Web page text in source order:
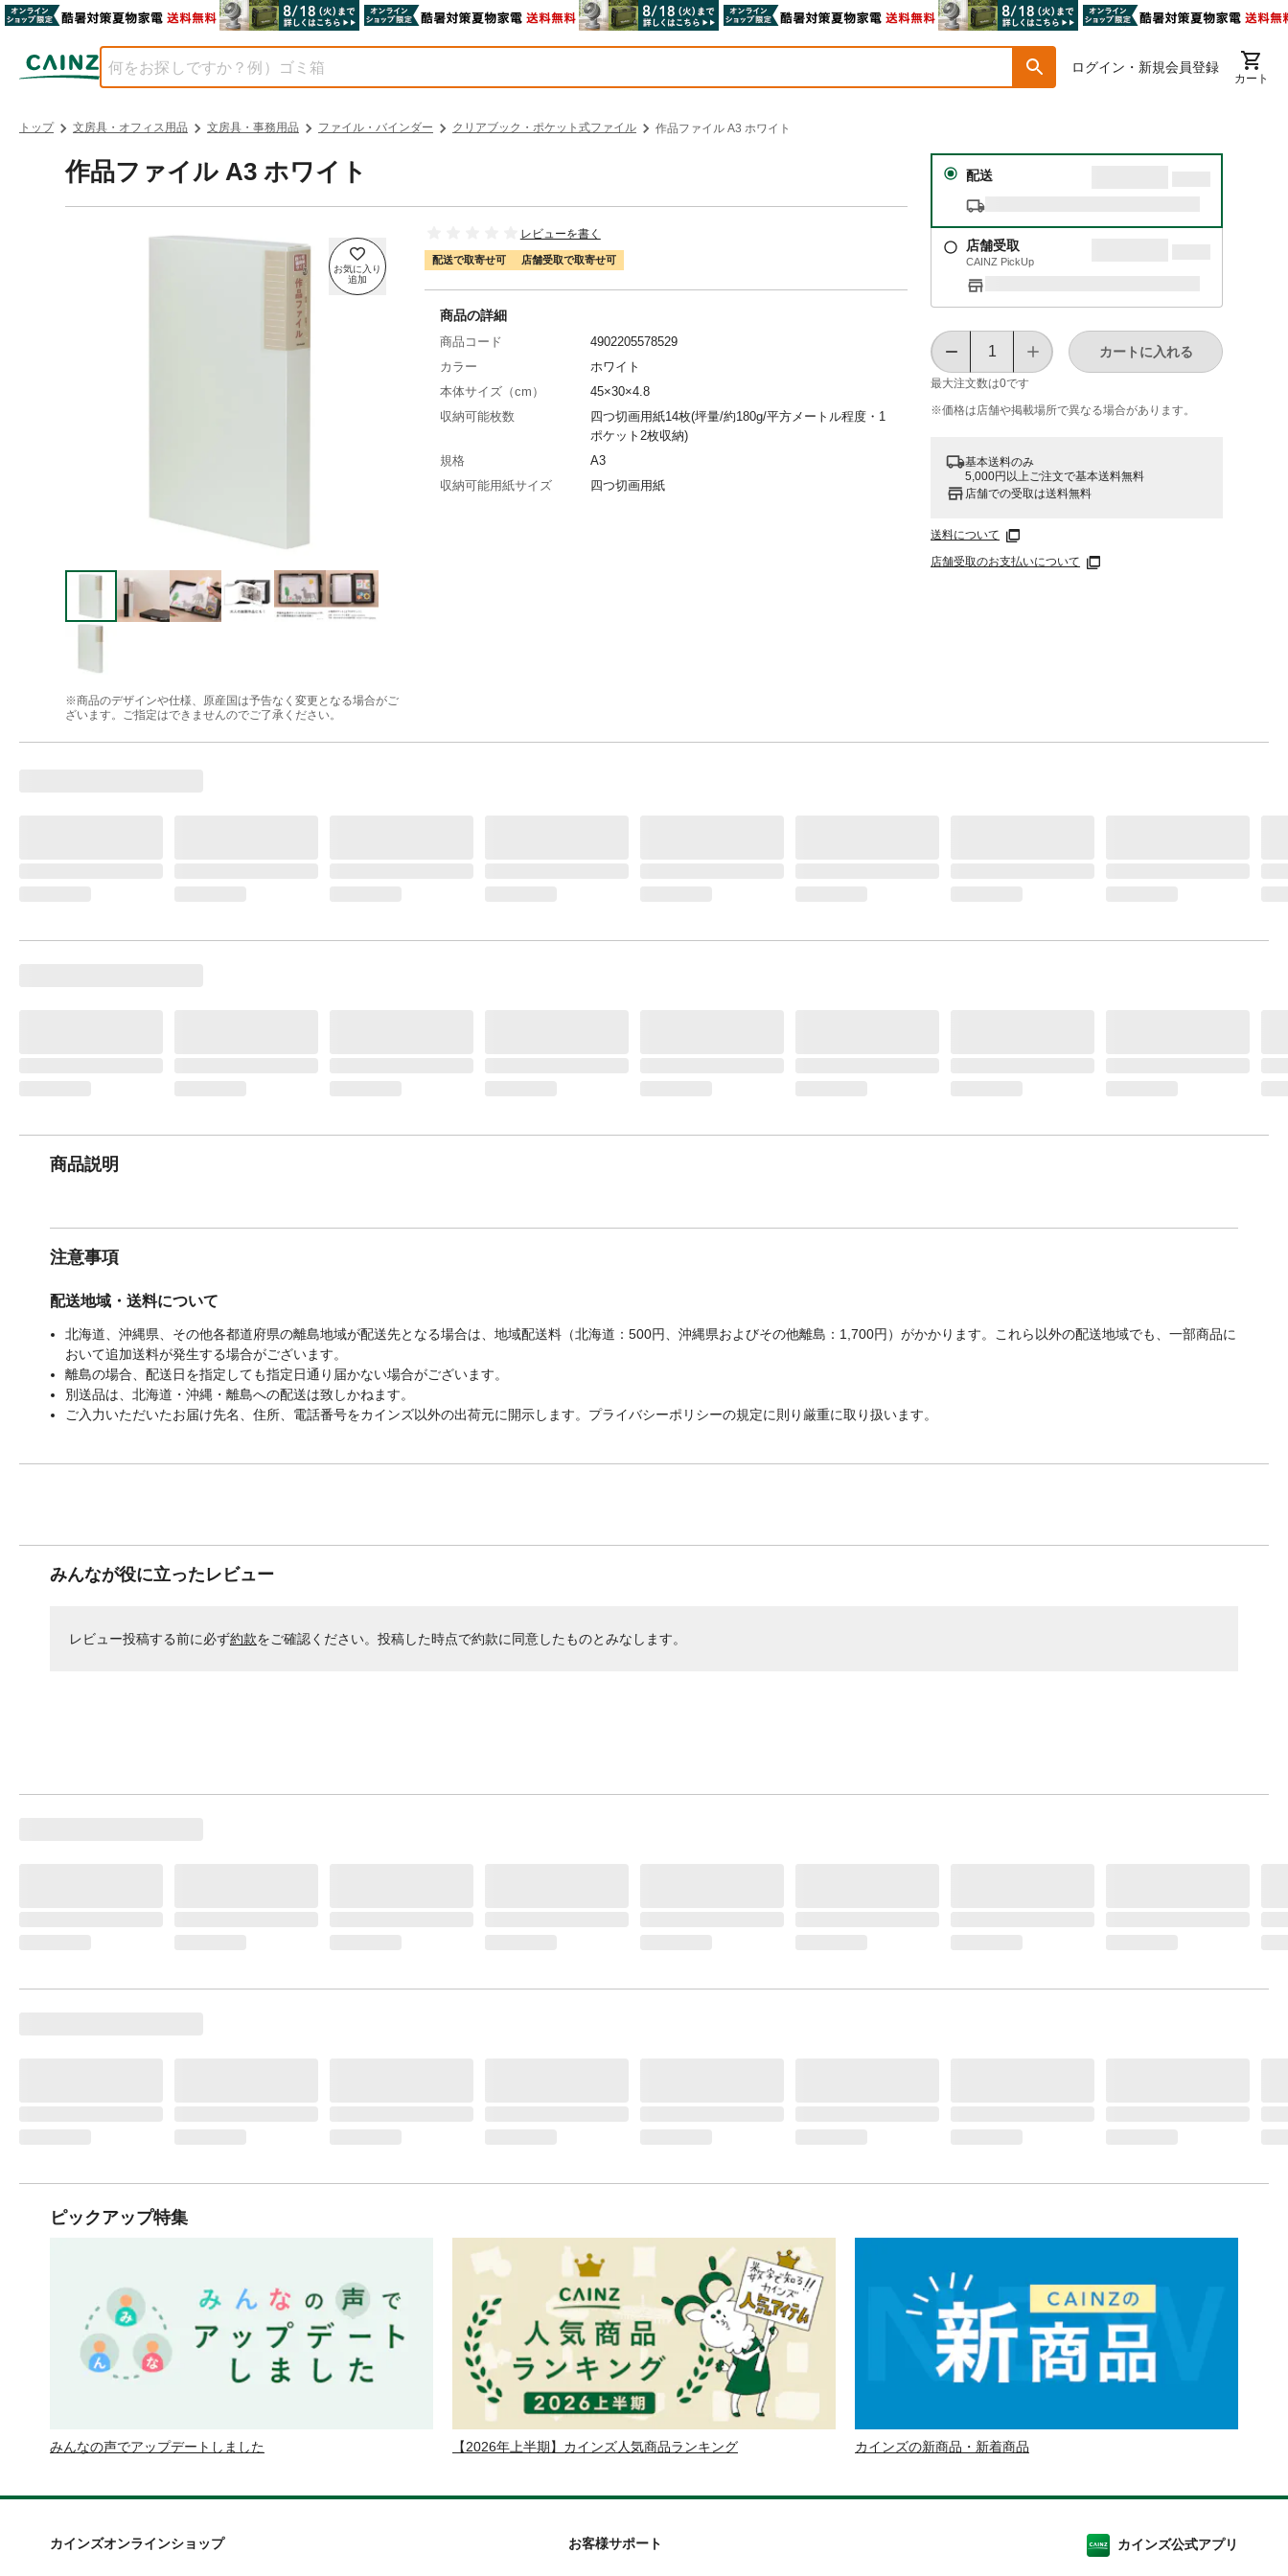
ログイン・新規会員登録
カート
トップ 文房具・オフィス用品 文房具・事務用品 ファイル・バインダー クリアブック・ポケット式ファイル 作品ファイル A3 ホワイト
作品ファイル A3 ホワイト
※商品のデザインや仕様、原産国は予告なく変更となる場合がご
ざいます。ご指定はできませんのでご了承ください。
レビューを書く
配送で取寄せ可 店舗受取で取寄せ可
配送
店舗受取
CAINZ PickUp
最大注文数は0です
カートに入れる
※価格は​店舗や​掲載場所で​異なる​場合が​あります。
基本送料のみ
5,000円以上ご注文で基本送料無料
店舗での受取は送料無料
送料について
店舗受取のお支払いについて
商品の詳細
商品コード
4902205578529
カラー
ホワイト
本体サイズ（cm）
45×30×4.8
収納可能枚数
四つ切画用紙14枚(坪量/約180g/平方メートル程度・1
ポケット2枚収納)
規格
A3
収納可能用紙サイズ
四つ切画用紙
商品説明
注意事項
配送地域・送料について
北海道、沖縄県、その他各都道府県の離島地域が配送先となる場合は、地域配送料（北海道：500円、沖縄県およびその他離島：1,700円）がかかります。これら以外の配送地域でも、一部商品に
おいて追加送料が発生する場合がございます。
離島の場合、配送日を指定しても指定日通り届かない場合がございます。
別送品は、北海道・沖縄・離島への配送は致しかねます。
ご入力いただいたお届け先名、住所、電話番号をカインズ以外の出荷元に開示します。プライバシーポリシーの規定に則り厳重に取り扱います。
みんなが役に立ったレビュー
レビュー投稿する前に必ず約款をご確認ください。投稿した時点で約款に同意したものとみなします。
ピックアップ特集
みんなの声でアップデートしました 【2026年上半期】カインズ人気商品ランキング カインズの新商品・新着商品
カインズオンラインショップ お客様サポート カインズ公式アプリ